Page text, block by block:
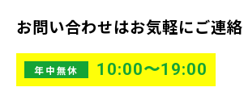
お問い合わせはお気軽にご連絡
年中無休 10:00〜19:00